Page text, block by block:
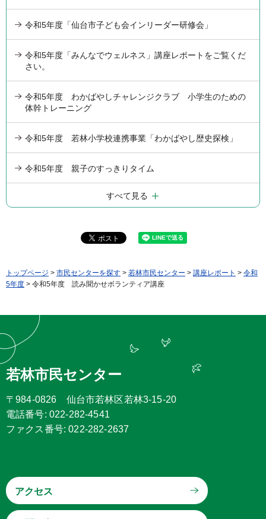
令和5年度「仙台市子ども会インリーダー研修会」
令和5年度「みんなでウェルネス」講座レポートをご覧くだ
さい。
令和5年度 わかばやしチャレンジクラブ 小学生のための
体幹トレーニング
令和5年度 若林小学校連携事業「わかばやし歴史探検」
令和5年度 親子のすっきりタイム
すべて見る
トップページ > 市民センターを探す > 若林市民センター > 講座レポート > 令和
5年度 > 令和5年度 読み聞かせボランティア講座
若林市民センター
〒984-0826 仙台市若林区若林3-15-20
電話番号: 022-282-4541
ファクス番号: 022-282-2637
アクセス